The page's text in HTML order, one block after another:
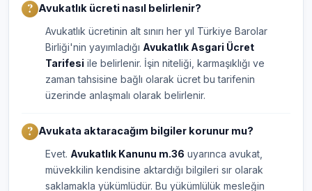
Avukatlık ücreti nasıl belirlenir?
Avukatlık ücretinin alt sınırı her yıl Türkiye Barolar
Birliği'nin yayımladığı Avukatlık Asgari Ücret
Tarifesi ile belirlenir. İşin niteliği, karmaşıklığı ve
zaman tahsisine bağlı olarak ücret bu tarifenin
üzerinde anlaşmalı olarak belirlenir.
Avukata aktaracağım bilgiler korunur mu?
Evet. Avukatlık Kanunu m.36 uyarınca avukat,
müvekkilin kendisine aktardığı bilgileri sır olarak
saklamakla yükümlüdür. Bu yükümlülük mesleğin